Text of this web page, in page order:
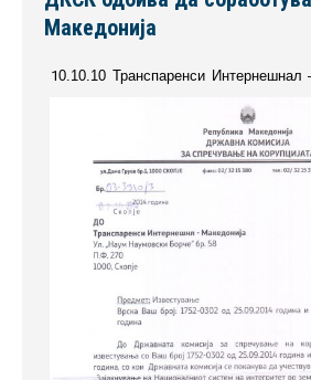
Македонија
10.10.10 Транспаренси Интернешнaл